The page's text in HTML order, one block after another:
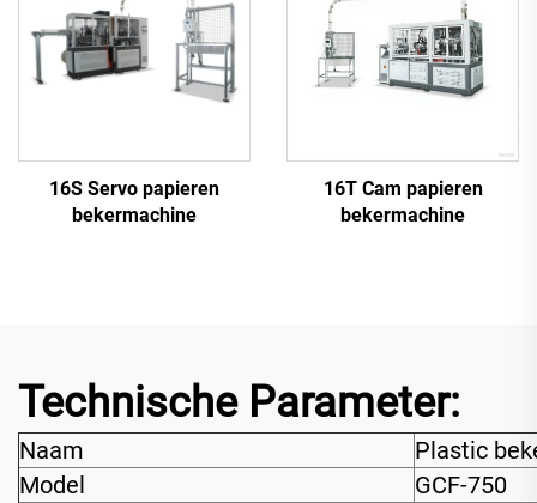
16S Servo papieren
bekermachine
16T Cam papieren
bekermachine
Technische Parameter:
Naam
Plastic
Model
GCF-750